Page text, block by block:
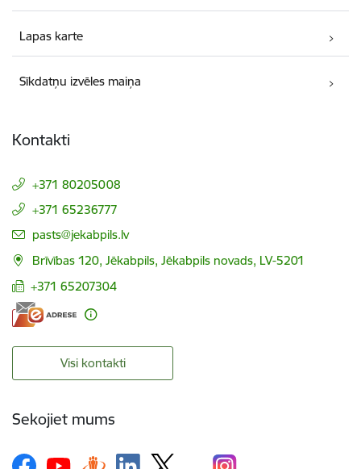
Lapas karte
Sīkdatņu izvēles maiņa
Kontakti
+371 80205008
+371 65236777
E-pasts:
pasts@jekabpils.lv
Brīvības 120, Jēkabpils, Jēkabpils novads, LV-5201
+371 65207304
Visi kontakti
Sekojiet mums